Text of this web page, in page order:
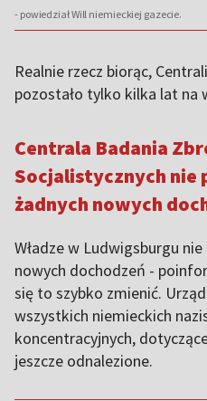
- powiedział Will niemieckiej gazecie.
Realnie rzecz biorąc,
pozostało tylko kilka lat na
Centrala Badania
Socjalistycznych nie
żadnych nowych
Władze w Ludwigsburgu
nowych dochodzeń -
się to szybko zmienić.
wszystkich niemieckich
koncentracyjnych,
jeszcze odnalezione.